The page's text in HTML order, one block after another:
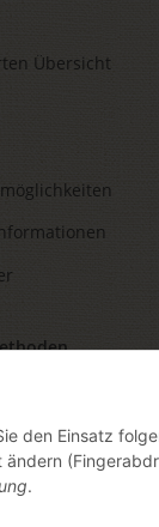
den Einsatz
.
Übersicht